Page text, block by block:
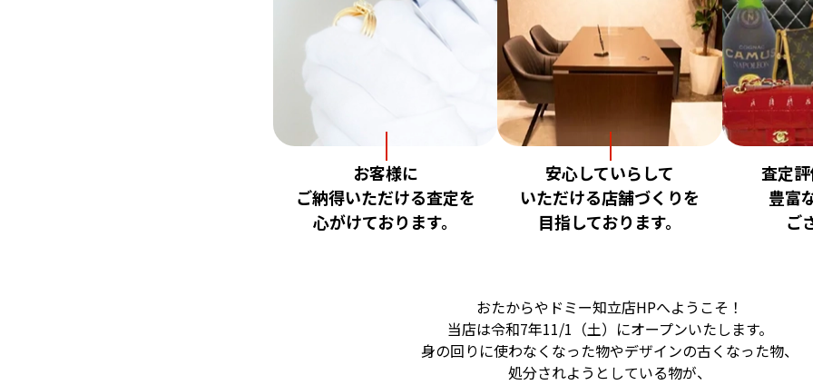
お客様に
ご納得いただける査定を
心がけております。
安心していらして
いただける店舗づくりを
目指しております。
査定
豊富
ご
おたからやドミー知立店HPへようこそ！
当店は令和7年11/1（土）にオープンいたします。
身の回りに使わなくなった物やデザインの古くなった物、
処分されようとしている物が、